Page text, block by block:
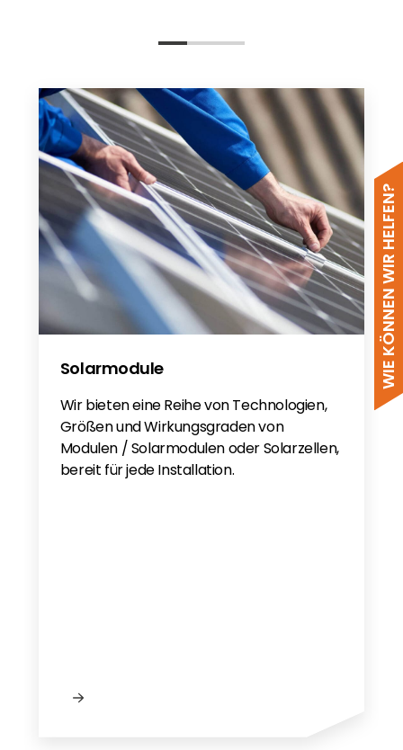
WIE KÖNNEN WIR HELFEN?
Solarmodule
Wir bieten eine Reihe von Technologien,
Größen und Wirkungsgraden von
Modulen / Solarmodulen oder Solarzellen,
bereit für jede Installation.